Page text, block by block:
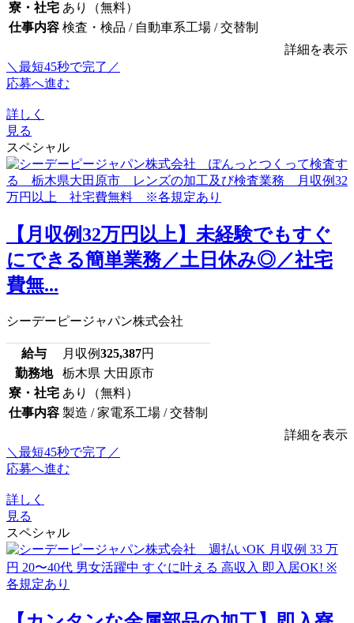
寮・社宅 あり（無料）
仕事内容 検査・検品 / 自動車系工場 / 交替制
詳細を表示
＼最短45秒で完了／
応募へ進む
詳しく
見る
スペシャル
【月収例32万円以上】未経験でもすぐ
にできる簡単業務／土日休み◎／社宅
費無...
シーデーピージャパン株式会社
給与 月収例325,387円
勤務地
栃木県 大田原市
寮・社宅 あり（無料）
仕事内容 製造 / 家電系工場 / 交替制
詳細を表示
＼最短45秒で完了／
応募へ進む
詳しく
見る
スペシャル